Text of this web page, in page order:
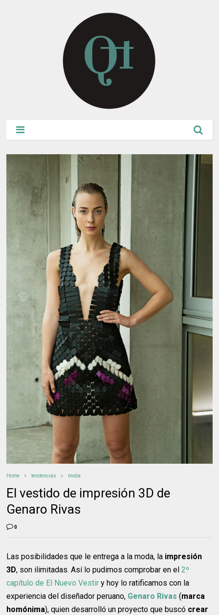
Home tendencias moda
El vestido de impresión 3D de
Genaro Rivas
0
Las posibilidades que le entrega a la moda, la impresión
3D, son ilimitadas. Así lo pudimos comprobar en el2º
capítulo de El Nuevo Vestir y hoy lo ratificamos con la
experiencia del diseñador peruano, Genaro Rivas (marca
homónima), quien desarrolló un proyecto que buscó crear